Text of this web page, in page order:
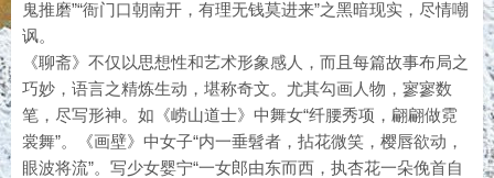
鬼推磨”“衙门口朝南开，有理无钱莫进来”之黑暗现实，尽情嘲
讽。
《聊斋》不仅以思想性和艺术形象感人，而且每篇故事布局之
巧妙，语言之精炼生动，堪称奇文。尤其勾画人物，寥寥数
笔，尽写形神。如《崂山道士》中舞女“纤腰秀项，翩翩做霓
裳舞”。《画壁》中女子“内一垂髫者，拈花微笑，樱唇欲动，
眼波将流”。写少女婴宁“一女郎由东而西，执杏花一朵俛首自